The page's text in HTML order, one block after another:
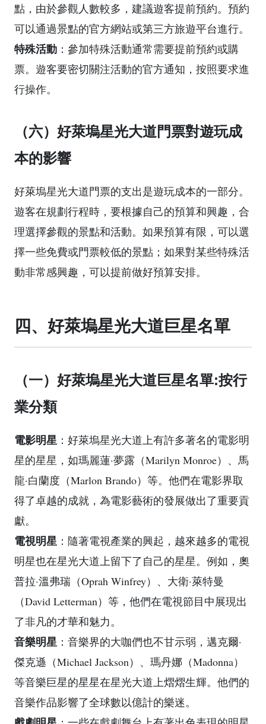
點，由於參觀人數較多，建議遊客提前預約。預約
可以通過景點的官方網站或第三方旅遊平台進行。
特殊活動 ：參加特殊活動通常需要提前預約或購
票。遊客要密切關注活動的官方通知，按照要求進
行操作。
（六）好萊塢星光大道門票對遊玩成
本的影響
好萊塢星光大道門票的支出是遊玩成本的一部分。
遊客在規劃行程時，要根據自己的預算和興趣，合
理選擇參觀的景點和活動。如果預算有限，可以選
擇一些免費或門票較低的景點；如果對某些特殊活
動非常感興趣，可以提前做好預算安排。
四、好萊塢星光大道巨星名單
（一）好萊塢星光大道巨星名單:按行
業分類
電影明星 ：好萊塢星光大道上有許多著名的電影明
星的星星，如瑪麗蓮·夢露（Marilyn Monroe）、馬
龍·白蘭度（Marlon Brando）等。他們在電影界取
得了卓越的成就，為電影藝術的發展做出了重要貢
獻。
電視明星 ：隨著電視產業的興起，越來越多的電視
明星也在星光大道上留下了自己的星星。例如，奧
普拉·溫弗瑞（Oprah Winfrey）、大衛·萊特曼
（David Letterman）等，他們在電視節目中展現出
了非凡的才華和魅力。
音樂明星 ：音樂界的大咖們也不甘示弱，邁克爾·
傑克遜（Michael Jackson）、瑪丹娜（Madonna）
等音樂巨星的星星在星光大道上熠熠生輝。他們的
音樂作品影響了全球數以億計的樂迷。